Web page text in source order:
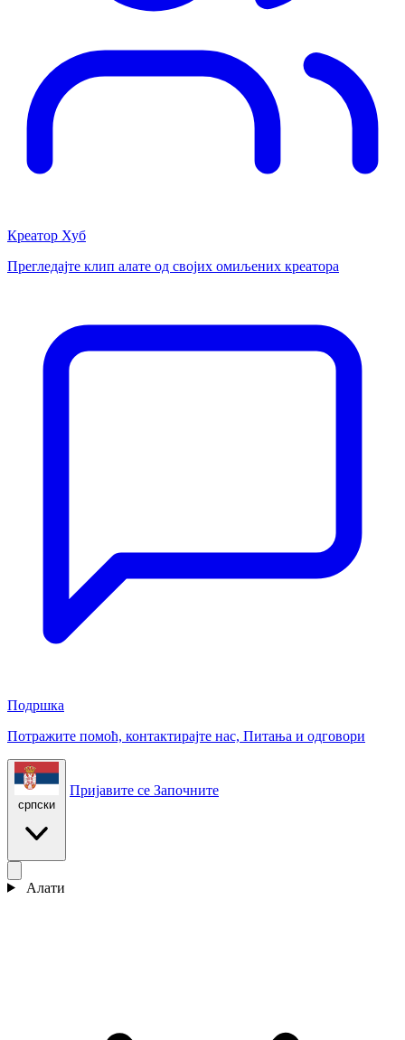
Креатор Хуб
Прегледајте клип алате од својих омиљених креатора
Подршка
Потражите помоћ, контактирајте нас, Питања и одговори
српски
Пријавите се Започните
Алати